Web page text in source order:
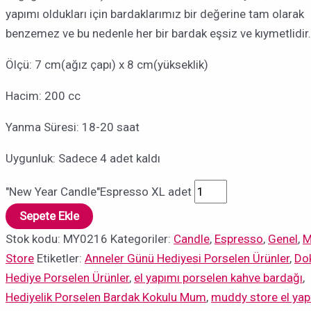
yapımı oldukları için bardaklarımız bir değerine tam olarak
benzemez ve bu nedenle her bir bardak eşsiz ve kıymetlidir.
Ölçü: 7 cm(ağız çapı) x 8 cm(yükseklik)
Hacim: 200 cc
Yanma Süresi: 18-20 saat
Uygunluk: Sadece 4 adet kaldı
"New Year Candle"Espresso XL adet
Sepete Ekle
Stok kodu: MY0216 Kategoriler: Candle, Espresso, Genel,
Store Etiketler: Anneler Günü Hediyesi Porselen Ürünler,
Hediye Porselen Ürünler, el yapımı porselen kahve bardağı,
Hediyelik Porselen Bardak Kokulu Mum, muddy store el